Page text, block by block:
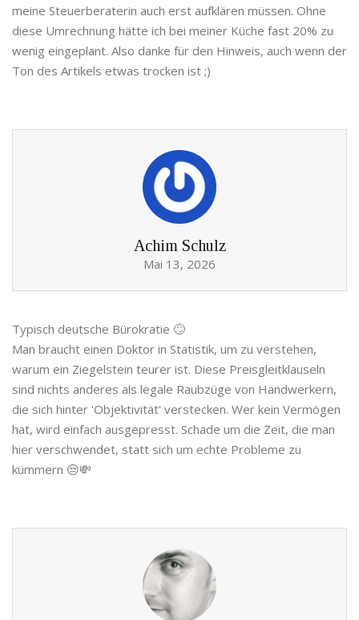
meine Steuerberaterin auch erst aufklären müssen. Ohne
diese Umrechnung hätte ich bei meiner Küche fast 20% zu
wenig eingeplant. Also danke für den Hinweis, auch wenn der
Ton des Artikels etwas trocken ist ;)
Achim Schulz
Mai 13, 2026
Typisch deutsche Bürokratie 🙄
Man braucht einen Doktor in Statistik, um zu verstehen,
warum ein Ziegelstein teurer ist. Diese Preisgleitklauseln
sind nichts anderes als legale Raubzüge von Handwerkern,
die sich hinter 'Objektivität' verstecken. Wer kein Vermögen
hat, wird einfach ausgepresst. Schade um die Zeit, die man
hier verschwendet, statt sich um echte Probleme zu
kümmern 😒💸